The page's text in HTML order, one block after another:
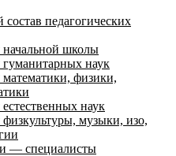
педагогических
начальной школы
гуманитарных наук
математики, физики,
наук
музыки, изо,
— специалисты